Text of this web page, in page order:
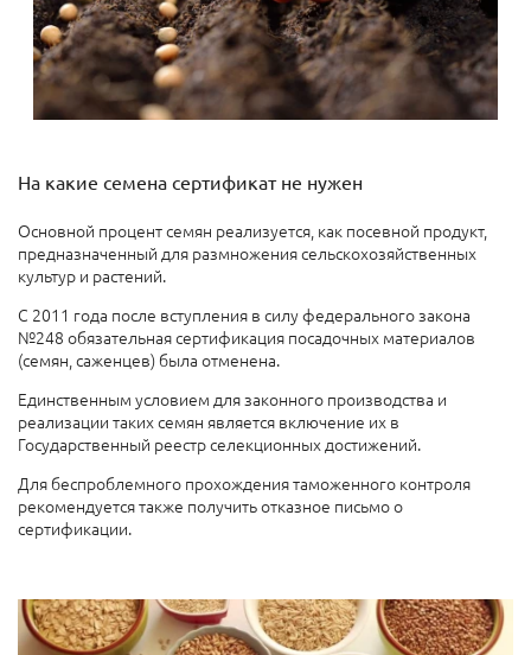
На какие семена сертификат не нужен
Основной процент семян реализуется, как посевной продукт,
предназначенный для размножения сельскохозяйственных
культур и растений.
С 2011 года после вступления в силу федерального закона
№248 обязательная сертификация посадочных материалов
(семян, саженцев) была отменена.
Единственным условием для законного производства и
реализации таких семян является включение их в
Государственный реестр селекционных достижений.
Для беспроблемного прохождения таможенного контроля
рекомендуется также получить отказное письмо о
сертификации.